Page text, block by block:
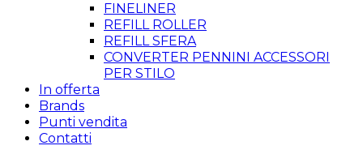
FINELINER
REFILL ROLLER
REFILL SFERA
CONVERTER PENNINI ACCESSORI
PER STILO
In offerta
Brands
Punti vendita
Contatti